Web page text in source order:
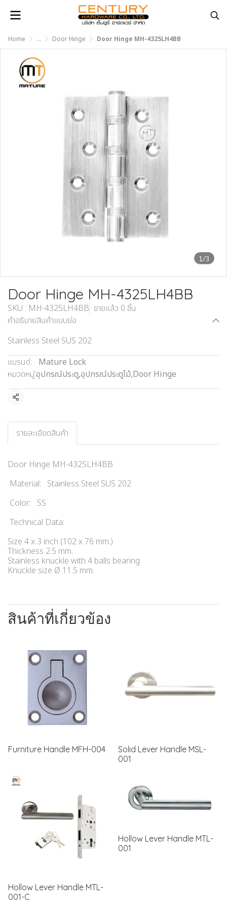
Home ... Door Hinge Door Hinge MH-4325LH4BB
1/3
Door Hinge MH-4325LH4BB
SKU : MH-4325LH4BB ขายแล้ว 0 ชิ้น
คำอธิบายสินค้าแบบย่อ
Stainless Steel SUS 202
แบรนด์:
Mature Lock
หมวดหมู่:อุปกรณ์ประตู,อุปกรณ์ประตูไม้,Door Hinge
แชร์
รายละเอียดสินค้า
Door Hinge MH-4325LH4BB
Material: Stainless Steel SUS 202
Color: SS
Technical Data:
Size 4 x 3 inch (102 x 76 mm.)
Thickness 2.5 mm.
Stainless knuckle with 4 balls bearing
Knuckle size Ø 11.5 mm.
สินค้าที่เกี่ยวข้อง
Furniture Handle MFH-004
Solid Lever Handle MSL-
001
Hollow Lever Handle MTL-
001-C
Hollow Lever Handle MTL-
001